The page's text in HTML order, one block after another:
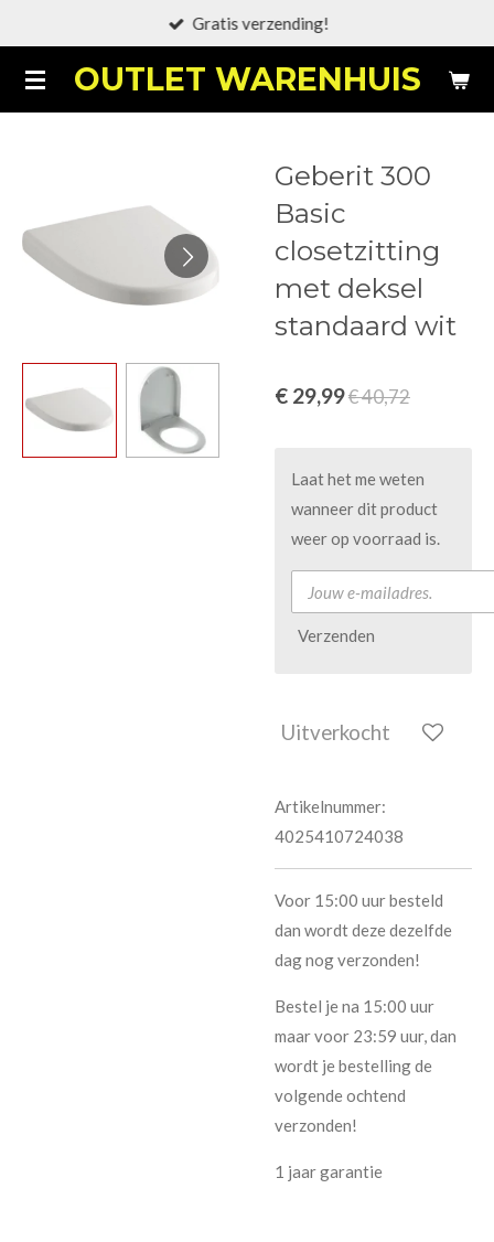
naar
de
OUTLET WARENHUIS
Gratis verzending!
Geberit 300
Basic
closetzitting
met deksel
standaard wit
€ 29,99€ 40,72
Laat het me weten
wanneer dit product
weer op voorraad is.
Verzenden
Uitverkocht
Artikelnummer:
4025410724038
Voor 15:00 uur besteld
dan wordt deze dezelfde
dag nog verzonden!
Bestel je na 15:00 uur
maar voor 23:59 uur, dan
wordt je bestelling de
volgende ochtend
verzonden!
1 jaar garantie